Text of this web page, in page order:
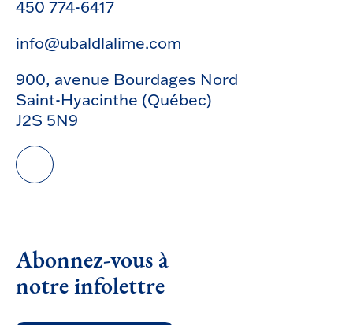
450 774-6417
info@ubaldlalime.com
900, avenue Bourdages Nord
Saint-Hyacinthe (Québec)
J2S 5N9
Abonnez-vous à
notre infolettre